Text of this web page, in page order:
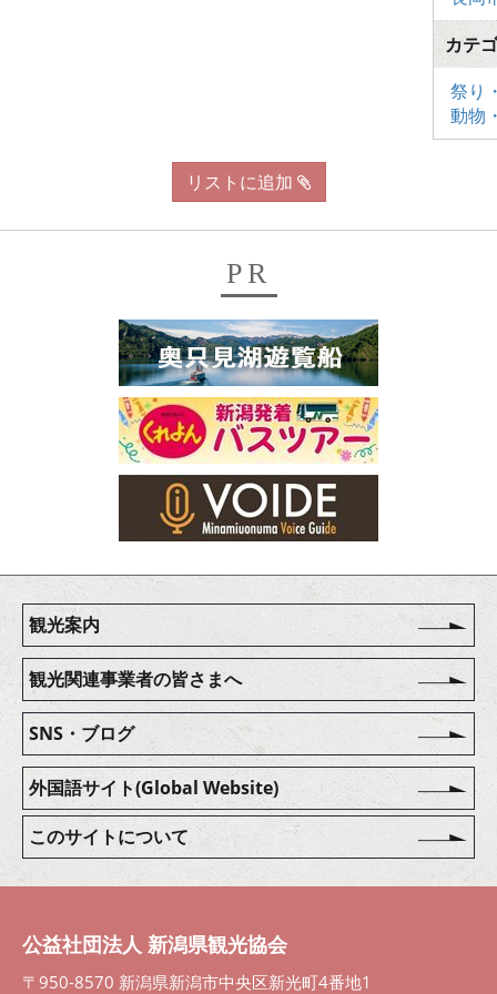
カテ
祭り
動物
リストに追加
PR
観光案内
観光関連事業者の皆さまへ
SNS・ブログ
外国語サイト(Global Website)
このサイトについて
公益社団法人 新潟県観光協会
〒950-8570 新潟県新潟市中央区新光町4番地1